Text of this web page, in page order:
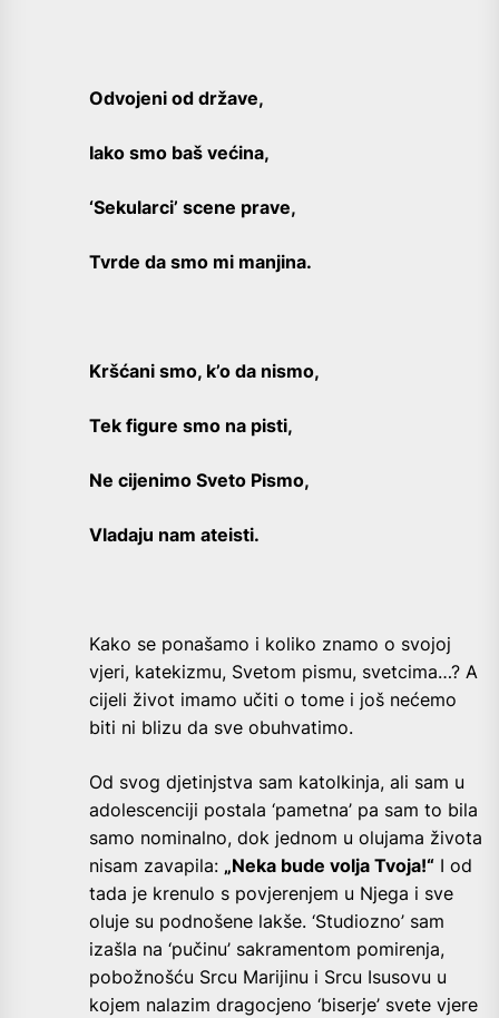
Odvojeni od države,
Iako smo baš većina,
‘Sekularci’ scene prave,
Tvrde da smo mi manjina.
Kršćani smo, k’o da nismo,
Tek figure smo na pisti,
Ne cijenimo Sveto Pismo,
Vladaju nam ateisti.
Kako se ponašamo i koliko znamo o svojoj
vjeri, katekizmu, Svetom pismu, svetcima…? A
cijeli život imamo učiti o tome i još nećemo
biti ni blizu da sve obuhvatimo.
Od svog djetinjstva sam katolkinja, ali sam u
adolescenciji postala ‘pametna’ pa sam to bila
samo nominalno, dok jednom u olujama života
nisam zavapila: „Neka bude volja Tvoja!“ I od
tada je krenulo s povjerenjem u Njega i sve
oluje su podnošene lakše. ‘Studiozno’ sam
izašla na ‘pučinu’ sakramentom pomirenja,
pobožnošću Srcu Marijinu i Srcu Isusovu u
kojem nalazim dragocjeno ‘biserje’ svete vjere